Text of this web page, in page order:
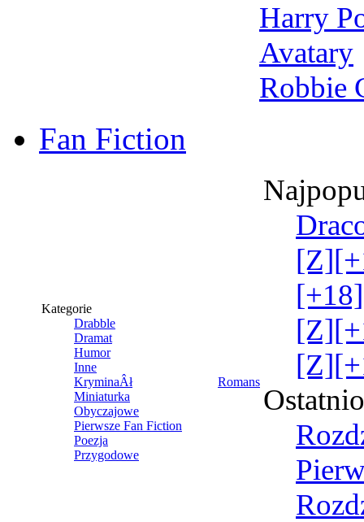
Harry
Avatary
Robbie
Fan Fiction
Kategorie
Drabble
Dramat
Humor
Inne
KryminaÂł
Miniaturka
Obyczajowe
Pierwsze Fan Fiction
Poezja
Przygodowe
Romans